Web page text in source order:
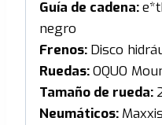
Guía de cadena:
negro
Frenos: Disco
Ruedas:OQUO
Tamaño de rueda:
Neumáticos: